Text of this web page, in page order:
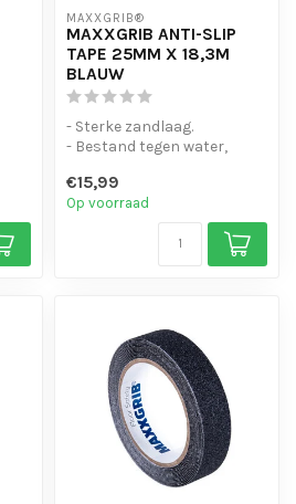
MAXXGRIB®
MAXXGRIB ANTI-SLIP
TAPE 25MM X 18,3M
BLAUW
- Sterke zandlaag.
- Bestand tegen water,
- Is eenvo...
€15,99
Op voorraad